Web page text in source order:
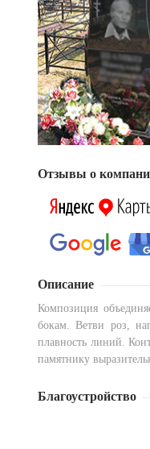
Отзывы о
Описание
Композиция
бокам. Ветви роз,
плавность линий.
памятнику
Благоустройство